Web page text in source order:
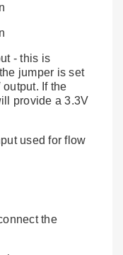
- this is
jumper is set
If the
provide a 3.3V
used for flow
the